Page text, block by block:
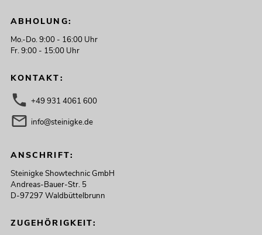
ABHOLUNG:
Mo.-Do. 9:00 - 16:00 Uhr
Fr. 9:00 - 15:00 Uhr
KONTAKT:
+49 931 4061 600
info@steinigke.de
ANSCHRIFT:
Steinigke Showtechnic GmbH
Andreas-Bauer-Str. 5
D-97297 Waldbüttelbrunn
ZUGEHÖRIGKEIT: